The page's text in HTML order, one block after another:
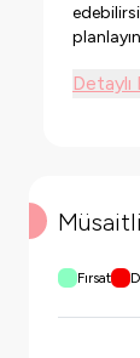
Detaylı
Fırsat